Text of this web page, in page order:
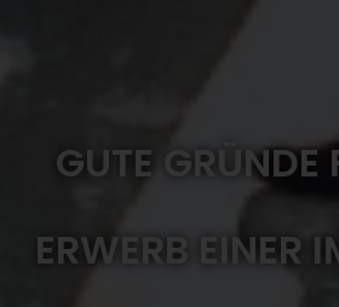
GUTE GRÜNDE
ERWERB EINER